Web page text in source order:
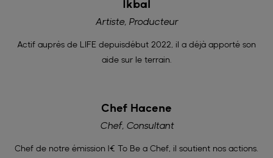
Ikbal
Artiste, Producteur
Actif auprès de LIFE depuisdébut 2022, il a déjà apporté son
aide sur le terrain.
Chef Hacene
Chef, Consultant
Chef de notre émission 1€ To Be a Chef, il soutient nos actions.